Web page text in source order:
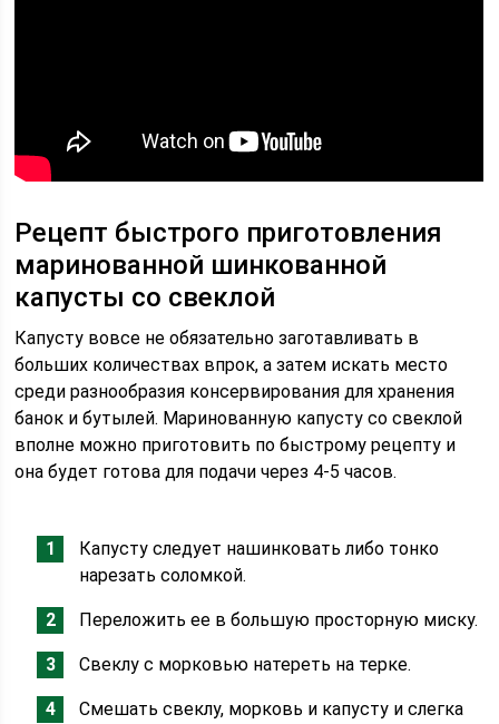
Рецепт быстрого приготовления
маринованной шинкованной
капусты со свеклой
Капусту вовсе не обязательно заготавливать в
больших количествах впрок, а затем искать место
среди разнообразия консервирования для хранения
банок и бутылей. Маринованную капусту со свеклой
вполне можно приготовить по быстрому рецепту и
она будет готова для подачи через 4-5 часов.
Капусту следует нашинковать либо тонко
нарезать соломкой.
Переложить ее в большую просторную миску.
Свеклу с морковью натереть на терке.
Смешать свеклу, морковь и капусту и слегка